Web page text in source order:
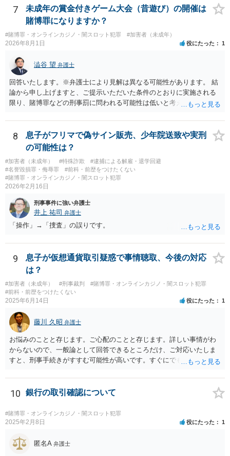
7
未成年の賞金付きゲーム大会（昔遊び）の開催は
賭博罪になりますか？
#賭博罪・オンラインカジノ・闇スロット犯罪 #加害者（未成年）
2026年8月1日 役にたった 1
澁谷 望 弁護士
回答いたします。※弁護士により見解は異なる可能性があります。 結
論から申し上げますと、ご提示いただいた条件のとおりに実施される
限り、賭博罪などの刑事罰に問われる可能性は低いと考えられます
答】 賭博罪は、参加者が互いに財物を賭けてその得喪を争う場合に成
立します。 質問者様がご自身のポケットマネーから懸賞として賞金を
出し、参加者からの参加費が全額会場レンタル費用に充てられて賞金
原資と完全に分離されている場合、参加者が自らの財物を失うリスク
が存在しないため賭博罪には該当しないとする見解が一般的です。ま
た、利益を得る目的もないため賭博場開帳図利罪も成立しないと考え
られます。 【質問2への回答】 刑事上の問題は生じにくいものの、民
は事業者が顧客を誘引するためのものではないため対象外と考えられ
ますが、自治会館の利用規約（目的外利用や金銭徴収の可否など）へ
の抵触が問題となることがあります。 【質問3への回答】 主催者とし
とを明確にしておくことが大切です。また、自治会館の管理者に対
し、参加費の集金を含む利用目的を事前に正確に伝えて了解を得てお
8
息子がフリマで偽サイン販売、少年院送致や実刑
の可能性は？
#加害者（未成年） #特殊詐欺
#逮捕による解雇・退学回避
#名誉毀損罪・侮辱罪
#前科・前歴をつけたくない
#賭博罪・オンラインカジノ・闇スロット犯罪
2026年2月16日
刑事事件に強い弁護士
井上 祐司 弁護士
「操作」→「捜査」の誤りです。
9
息子が仮想通貨取引疑惑で事情聴取、今後の対応
は？
#加害者（未成年） #刑事裁判
#賭博罪・オンラインカジノ・闇スロット犯罪
#前科・前歴をつけたくない
2025年6月14日 役にたった 1
藤川 久昭 弁護士
お悩みのことと存じます。ご心配のことと存じます。詳しい事情がわ
からないので、一般論として回答できるところだけ、ご対応いたしま
すと、刑事手続きがすすむ可能性が高いです。すぐにでも弁護士に直
明するために、良い知恵を得るには必要だからです。刑事問題は早い
対応が不可欠です。すぐにでも、この手の問題に精通した弁護士等
になりますよう祈念しております。お力になりたいと思います。
10 銀行の取引確認について
#賭博罪・オンラインカジノ・闇スロット犯罪
2025年2月8日 役にたった 1
匿名A 弁護士